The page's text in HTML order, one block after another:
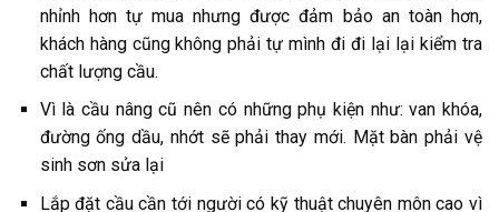
nhỉnh hơn tự mua nhưng được đảm bảo an toàn hơn,
khách hàng cũng không phải tự mình đi đi lại lại kiểm tra
chất lượng cầu.
Vì là cầu nâng cũ nên có những phụ kiện như: van khóa,
đường ống dầu, nhớt sẽ phải thay mới. Mặt bàn phải vệ
sinh sơn sửa lại
Lắp đặt cầu cần tới người có kỹ thuật chuyên môn cao vì